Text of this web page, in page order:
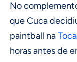
No
que Cuca
paintball na
horas antes de